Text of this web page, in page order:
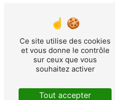
Contactez-nous
pour réserver
groupe au Centre
Herbiers à Les
expérience
En savoir plus
Contactez-nous
Ce site utilise des cookies
et vous donne le contrôle
sur ceux que vous
souhaitez activer
Tout accepter